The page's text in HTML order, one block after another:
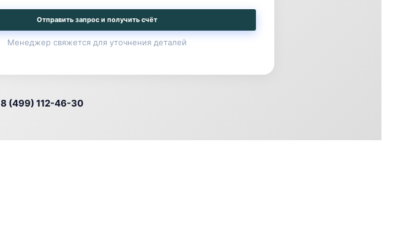
Отправить запрос и получить счёт
Менеджер свяжется для уточнения деталей
8 (499) 112-46-30